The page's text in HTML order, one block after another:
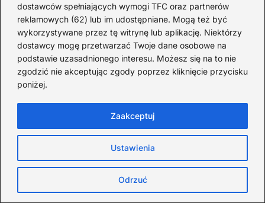
dostawców spełniających wymogi TFC oraz partnerów
reklamowych (62) lub im udostępniane. Mogą też być
wykorzystywane przez tę witrynę lub aplikację. Niektórzy
dostawcy mogę przetwarzać Twoje dane osobowe na
podstawie uzasadnionego interesu. Możesz się na to nie
zgodzić nie akceptując zgody poprzez kliknięcie przycisku
poniżej.
Ustawienia
Odrzuć
Zaakceptuj
„Na skraju mroku”, oferują mi szansę
zrozumienia i zmierzenia się z tym, co kryje
się w mroku.
Czytaj dalej, aby zapoznać się z niektórymi z
wyjątkowych scenariuszy i ich
charakterystyką:
„Samotnie przeciwko płomieniom”–
walka o przetrwanie w obliczu
nieuchronnego losu.
„Na skraju mroku”– podróż w głąb
nieznanych tajemnic, gdzie granice